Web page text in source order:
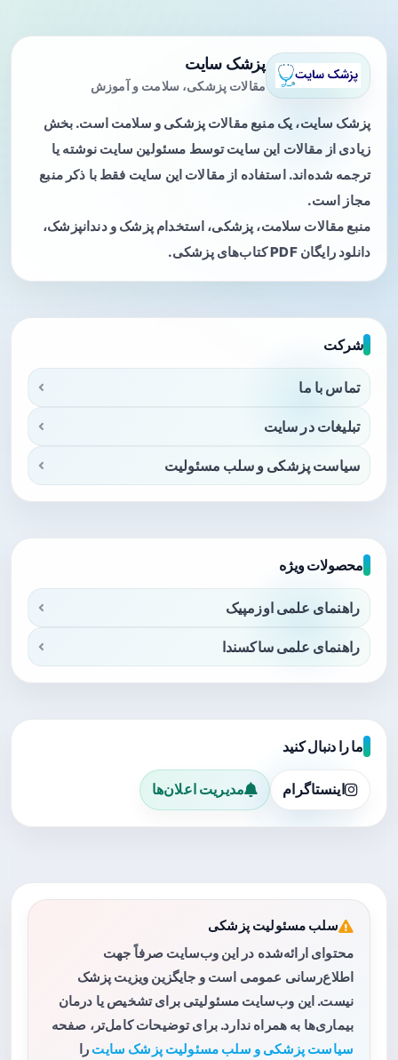
پزشک سایت
مقالات پزشکی، سلامت و آموزش
پزشک سایت، یک منبع مقالات پزشکی و سلامت است. بخش
زیادی از مقالات این سایت توسط مسئولین سایت نوشته یا
ترجمه شده‌اند. استفاده از مقالات این سایت فقط با ذکر منبع
مجاز است.
منبع مقالات سلامت، پزشکی، استخدام پزشک و دندانپزشک،
دانلود رایگان PDF کتاب‌های پزشکی.
شرکت
تماس با ما
تبلیغات در سایت
سیاست پزشکی و سلب مسئولیت
محصولات ویژه
راهنمای علمی اوزمپیک
راهنمای علمی ساکسندا
ما را دنبال کنید
اینستاگرام مدیریت اعلان‌ها
سلب مسئولیت پزشکی
محتوای ارائه‌شده در این وب‌سایت صرفاً جهت
اطلاع‌رسانی عمومی است و جایگزین ویزیت پزشک
نیست. این وب‌سایت مسئولیتی برای تشخیص یا درمان
بیماری‌ها به همراه ندارد. برای توضیحات کامل‌تر، صفحه
سیاست پزشکی و سلب مسئولیت پزشک سایت را